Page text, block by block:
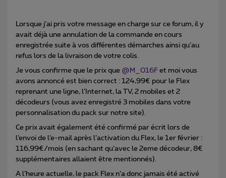
Lorsque j’ai pris votre message en charge sur ce forum, il y
avait déjà une annulation de la commande en cours
enregistrée suite à vos différentes démarches ainsi qu’au
refus lors de la livraison de votre colis.
Je vous confirme que le prix que @M_016F et moi vous
avons annoncé est bien correct : 124,99€ pour le Flex
reprenant une ligne, l’Internet, la TV, 2 mobiles et 2
décodeurs (vous avez enregistré 3 mobiles dans votre
personnalisation du pack sur notre site).
Ce prix avait également été confirmé par écrit lors de
l’envoi de l’e-mail après l’activation du Flex, le 1er février :
116,99€/mois (en sachant qu’avec le 2eme décodeur, 8€
supplémentaires allaient être mentionnés).
A l’heure actuelle, le pack Flex n’a donc jamais été activé